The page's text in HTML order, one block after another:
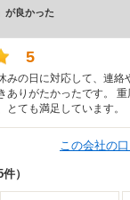
が良かった
5
みの日に対応して、連絡
ありがたかったです。
ても満足しています。
この会社の
件）